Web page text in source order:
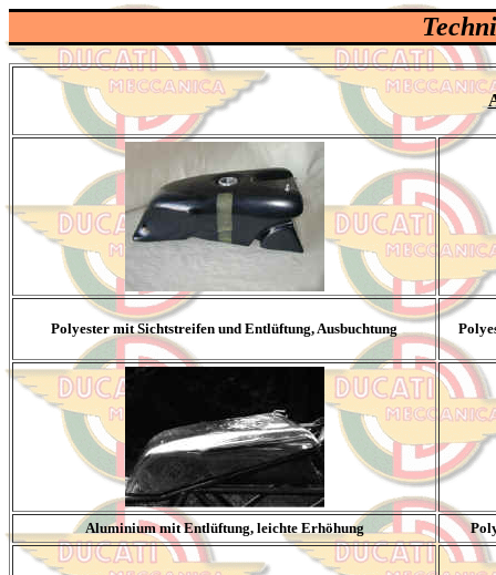
Polyester mit Sichtstreifen und Entlüftung, Ausbuchtung
Aluminium mit Entlüftung, leichte Erhöhung